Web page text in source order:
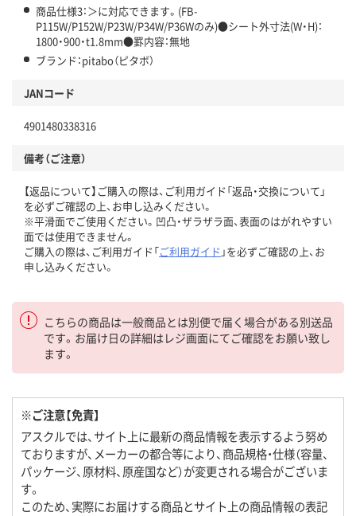
商品仕様3：＞に対応できます。(FB-
P115W/P152W/P23W/P34W/P36Wのみ)●シート外寸法(W・H)：
1800・900・t1.8mm●罫内容：無地
ブランド：pitabo（ピタボ）
JANコード
4901480338316
備考（ご注意）
【返品について】ご購入の際は、ご利用ガイド「返品・交換について」
を必ずご確認の上、お申し込みください。
※平滑面でご使用ください。凹凸・ザラザラ面、表面のはがれやすい
面では使用できません。
ご購入の際は、ご利用ガイド「ご利用ガイド 」を必ずご確認の上、お
申し込みください。
こちらの商品は一般商品とは別便で届く場合がある別送品
です。お届け日の詳細はレジ画面にてご確認をお願い致し
ます。
※ご注意【免責】
アスクルでは、サイト上に最新の商品情報を表示するよう努め
ておりますが、メーカーの都合等により、商品規格・仕様（容量、
パッケージ、原材料、原産国など）が変更される場合がございま
す。
このため、実際にお届けする商品とサイト上の商品情報の表記